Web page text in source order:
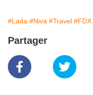
#Lada #Niva #Travel #FDX
Partager